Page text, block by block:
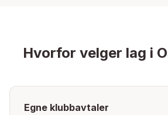
Hvorfor velger lag i
Egne klubbavtaler